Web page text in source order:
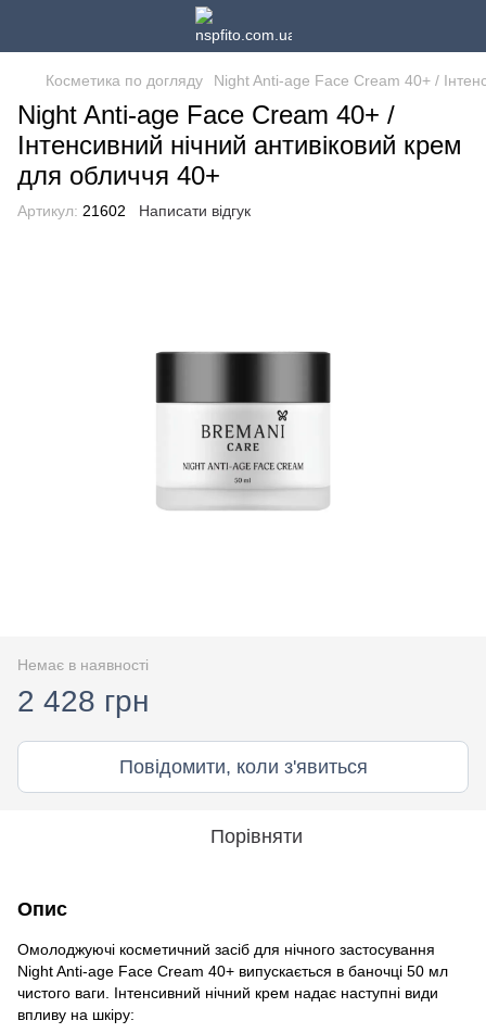
Косметика по догляду Night Anti-age Face Cream 40+ /
Night Anti-age Face Cream 40+ /
Інтенсивний нічний антивіковий крем
для обличчя 40+
Артикул: 21602 Написати відгук
Немає в наявності
2 428 грн
Повідомити, коли з'явиться
Порівняти
Опис
Омолоджуючі косметичний засіб для нічного застосування
Night Anti-age Face Cream 40+ випускається в баночці 50 мл
чистого ваги. Інтенсивний нічний крем надає наступні види
впливу на шкіру: